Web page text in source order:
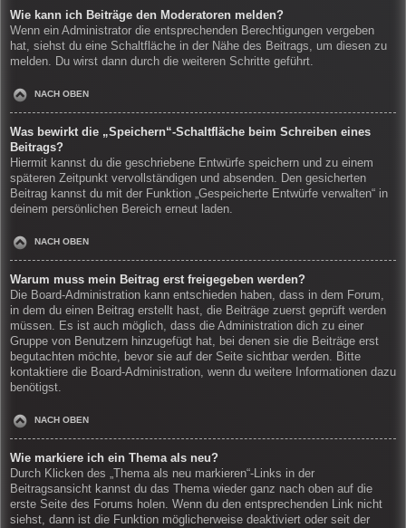
Wie kann ich Beiträge den Moderatoren melden?
Wenn ein Administrator die entsprechenden Berechtigungen vergeben
hat, siehst du eine Schaltfläche in der Nähe des Beitrags, um diesen zu
melden. Du wirst dann durch die weiteren Schritte geführt.
NACH OBEN
Was bewirkt die „Speichern“-Schaltfläche beim Schreiben eines
Beitrags?
Hiermit kannst du die geschriebene Entwürfe speichern und zu einem
späteren Zeitpunkt vervollständigen und absenden. Den gesicherten
Beitrag kannst du mit der Funktion „Gespeicherte Entwürfe verwalten“ in
deinem persönlichen Bereich erneut laden.
NACH OBEN
Warum muss mein Beitrag erst freigegeben werden?
Die Board-Administration kann entschieden haben, dass in dem Forum,
in dem du einen Beitrag erstellt hast, die Beiträge zuerst geprüft werden
müssen. Es ist auch möglich, dass die Administration dich zu einer
Gruppe von Benutzern hinzugefügt hat, bei denen sie die Beiträge erst
begutachten möchte, bevor sie auf der Seite sichtbar werden. Bitte
kontaktiere die Board-Administration, wenn du weitere Informationen dazu
benötigst.
NACH OBEN
Wie markiere ich ein Thema als neu?
Durch Klicken des „Thema als neu markieren“-Links in der
Beitragsansicht kannst du das Thema wieder ganz nach oben auf die
erste Seite des Forums holen. Wenn du den entsprechenden Link nicht
siehst, dann ist die Funktion möglicherweise deaktiviert oder seit der